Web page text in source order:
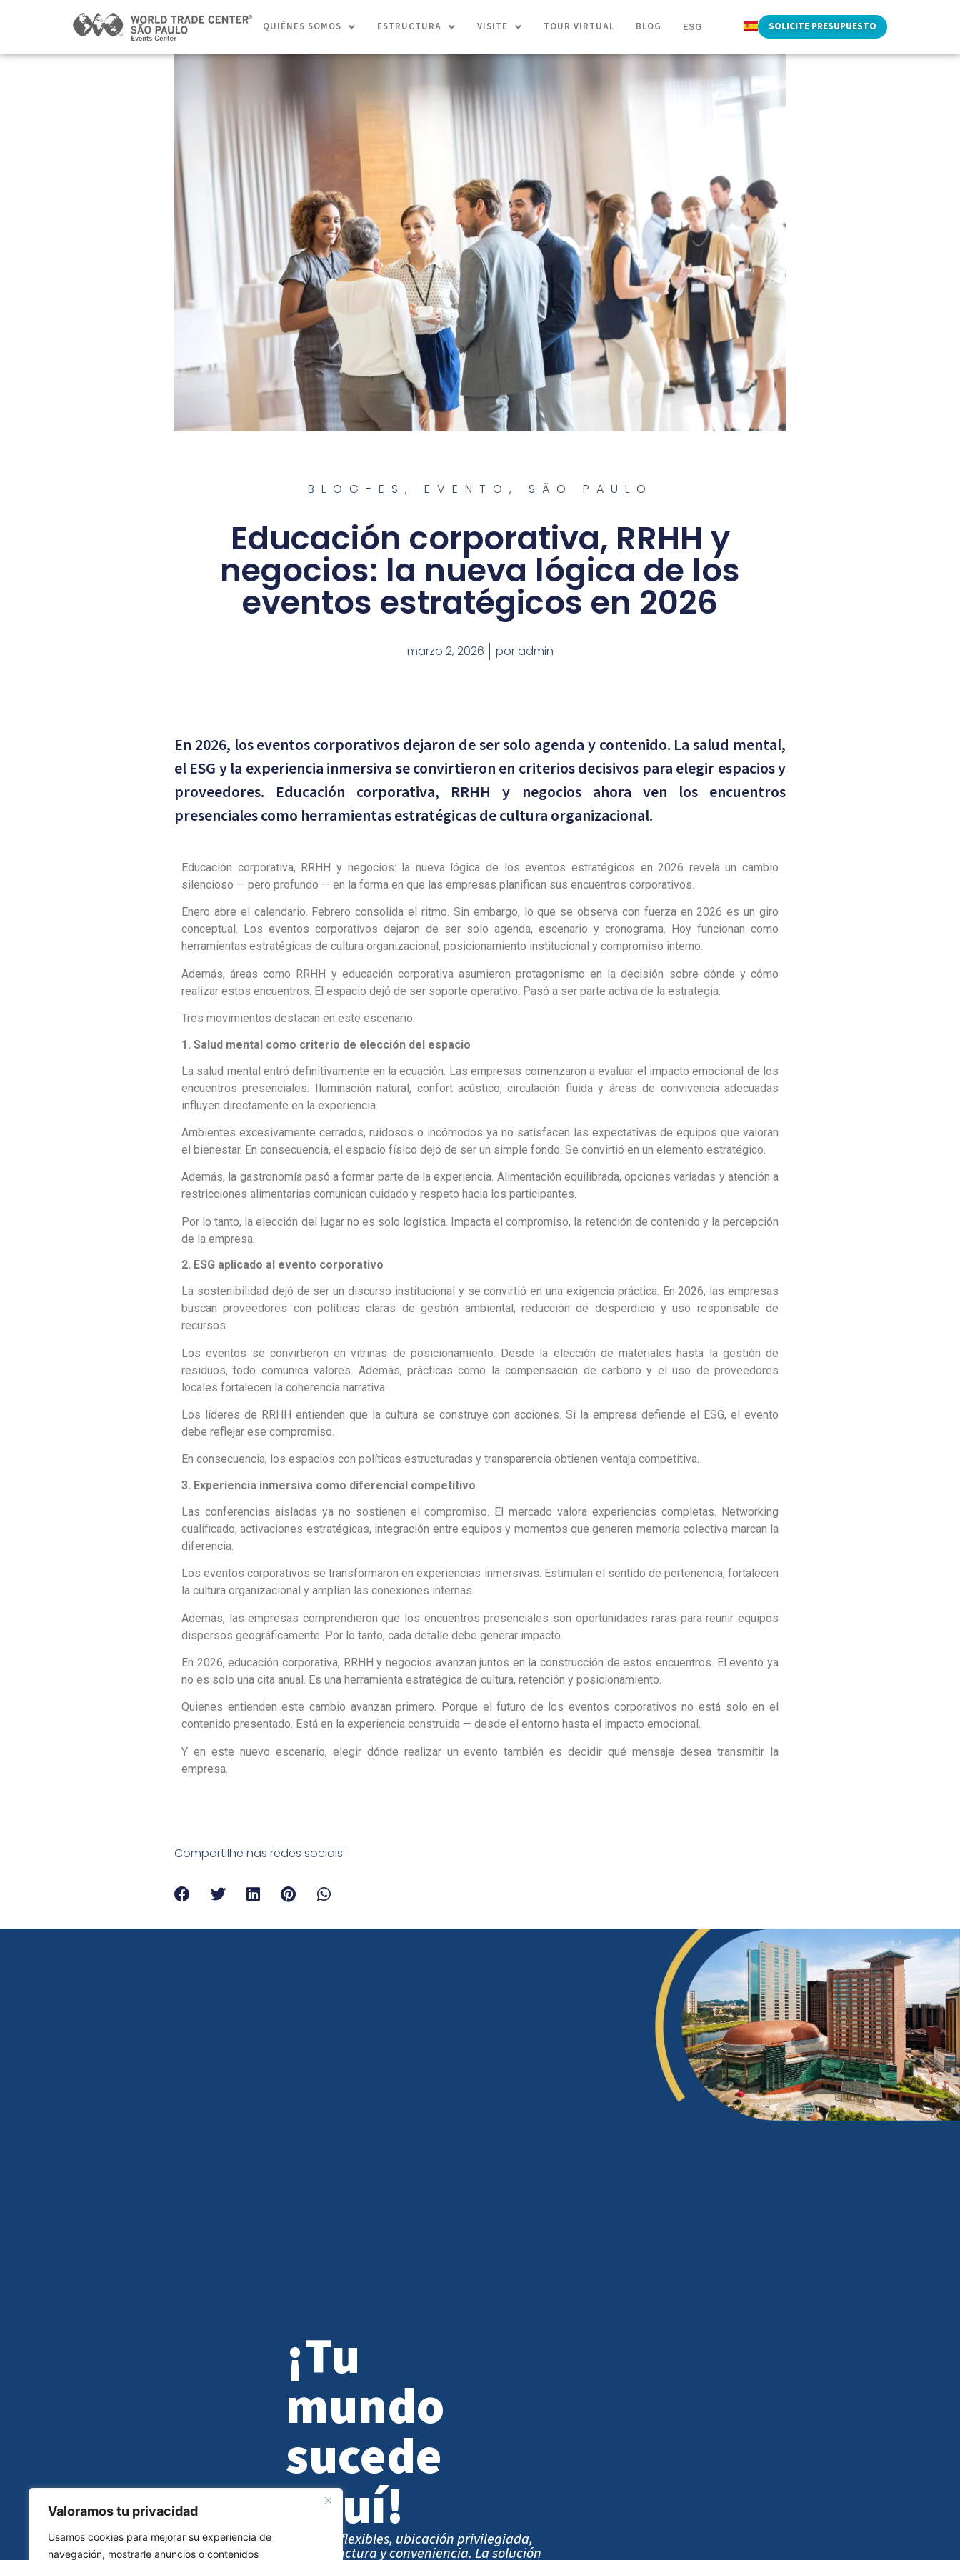
Valoramos tu privacidad
Usamos cookies para mejorar su experiencia de
navegación, mostrarle anuncios o contenidos
QUIÉNES SOMOS ESTRUCTURA VISITE TOUR VIRTUAL BLOG ESG SOLICITE PRESUPUESTO
BLOG-ES , EVENTO , SÃO PAULO
Educación corporativa, RRHH y
negocios: la nueva lógica de los
eventos estratégicos en 2026
marzo 2, 2026 poradmin
En 2026, los eventos corporativos dejaron de ser solo agenda y contenido. La salud mental,
el ESG y la experiencia inmersiva se convirtieron en criterios decisivos para elegir espacios y
proveedores. Educación corporativa, RRHH y negocios ahora ven los encuentros
presenciales como herramientas estratégicas de cultura organizacional.
Educación corporativa, RRHH y negocios: la nueva lógica de los eventos estratégicos en 2026 revela un cambio
silencioso — pero profundo — en la forma en que las empresas planifican sus encuentros corporativos.
Enero abre el calendario. Febrero consolida el ritmo. Sin embargo, lo que se observa con fuerza en 2026 es un giro
conceptual. Los eventos corporativos dejaron de ser solo agenda, escenario y cronograma. Hoy funcionan como
herramientas estratégicas de cultura organizacional, posicionamiento institucional y compromiso interno.
Además, áreas como RRHH y educación corporativa asumieron protagonismo en la decisión sobre dónde y cómo
realizar estos encuentros. El espacio dejó de ser soporte operativo. Pasó a ser parte activa de la estrategia.
Tres movimientos destacan en este escenario.
1. Salud mental como criterio de elección del espacio
La salud mental entró definitivamente en la ecuación. Las empresas comenzaron a evaluar el impacto emocional de los
encuentros presenciales. Iluminación natural, confort acústico, circulación fluida y áreas de convivencia adecuadas
influyen directamente en la experiencia.
Ambientes excesivamente cerrados, ruidosos o incómodos ya no satisfacen las expectativas de equipos que valoran
el bienestar. En consecuencia, el espacio físico dejó de ser un simple fondo. Se convirtió en un elemento estratégico.
Además, la gastronomía pasó a formar parte de la experiencia. Alimentación equilibrada, opciones variadas y atención a
restricciones alimentarias comunican cuidado y respeto hacia los participantes.
Por lo tanto, la elección del lugar no es solo logística. Impacta el compromiso, la retención de contenido y la percepción
de la empresa.
2. ESG aplicado al evento corporativo
La sostenibilidad dejó de ser un discurso institucional y se convirtió en una exigencia práctica. En 2026, las empresas
buscan proveedores con políticas claras de gestión ambiental, reducción de desperdicio y uso responsable de
recursos.
Los eventos se convirtieron en vitrinas de posicionamiento. Desde la elección de materiales hasta la gestión de
residuos, todo comunica valores. Además, prácticas como la compensación de carbono y el uso de proveedores
locales fortalecen la coherencia narrativa.
Los líderes de RRHH entienden que la cultura se construye con acciones. Si la empresa defiende el ESG, el evento
debe reflejar ese compromiso.
En consecuencia, los espacios con políticas estructuradas y transparencia obtienen ventaja competitiva.
3. Experiencia inmersiva como diferencial competitivo
Las conferencias aisladas ya no sostienen el compromiso. El mercado valora experiencias completas. Networking
cualificado, activaciones estratégicas, integración entre equipos y momentos que generen memoria colectiva marcan la
diferencia.
Los eventos corporativos se transformaron en experiencias inmersivas. Estimulan el sentido de pertenencia, fortalecen
la cultura organizacional y amplían las conexiones internas.
Además, las empresas comprendieron que los encuentros presenciales son oportunidades raras para reunir equipos
dispersos geográficamente. Por lo tanto, cada detalle debe generar impacto.
En 2026, educación corporativa, RRHH y negocios avanzan juntos en la construcción de estos encuentros. El evento ya
no es solo una cita anual. Es una herramienta estratégica de cultura, retención y posicionamiento.
Quienes entienden este cambio avanzan primero. Porque el futuro de los eventos corporativos no está solo en el
contenido presentado. Está en la experiencia construida — desde el entorno hasta el impacto emocional.
Y en este nuevo escenario, elegir dónde realizar un evento también es decidir qué mensaje desea transmitir la
empresa.
Compartilhe nas redes sociais:
¡Tu
mundo
sucede
aquí!
Espacios flexibles, ubicación privilegiada,
infraestructura y conveniencia. La solución